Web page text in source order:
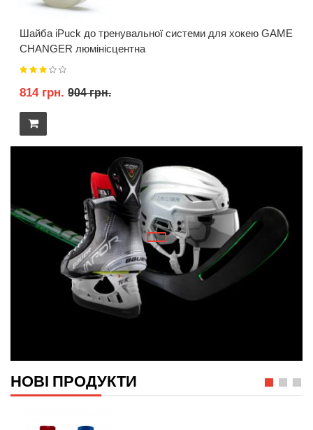
Шайба iPuck до тренувальної системи для хокею GAME
CHANGER люмінісцентна
814 грн. 904 грн.
НОВІ ПРОДУКТИ